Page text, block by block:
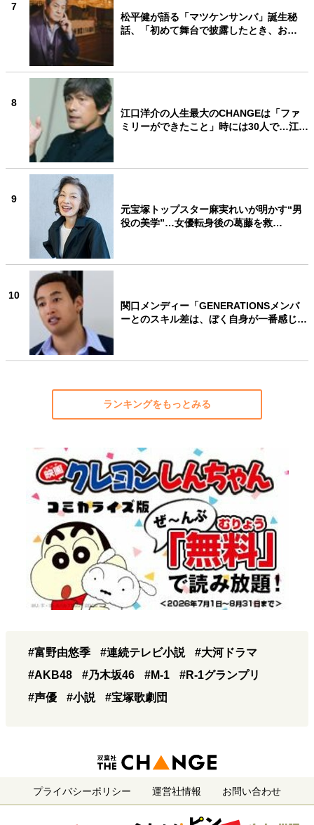
7
松平健が語る「マツケンサンバ」誕生秘
話、「初めて舞台で披露したとき、お…
8
江口洋介の人生最大のCHANGEは「ファ
ミリーができたこと」時には30人で…江…
9
元宝塚トップスター麻実れいが明かす“男
役の美学”…女優転身後の葛藤を救…
10
関口メンディー「GENERATIONSメンバ
ーとのスキル差は、ぼく自身が一番感じ…
ランキングをもっとみる
#富野由悠季 #連続テレビ小説
#大河ドラマ
#AKB48
#乃木坂46 #M-1
#R-1グランプリ
#声優
#小説 #宝塚歌劇団
プライバシーポリシー 運営社情報 お問い合わせ